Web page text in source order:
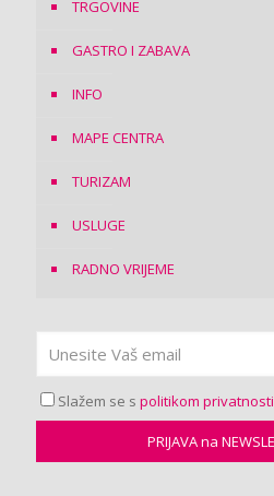
TRGOVINE
GASTRO I ZABAVA
INFO
MAPE CENTRA
TURIZAM
USLUGE
RADNO VRIJEME
Slažem se s politikom privatnosti